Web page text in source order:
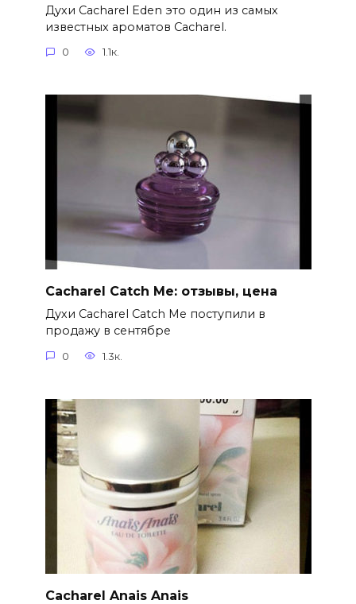
Духи Cacharel Eden это один из самых
известных ароматов Cacharel.
0 1.1к.
Cacharel Catch Me: отзывы, цена
Духи Cacharel Catch Me поступили в
продажу в сентябре
0 1.3к.
Cacharel Anais Anais